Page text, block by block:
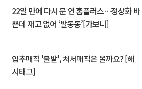
22일 만에 다시 문 연 홈플러스…정상화 바
쁜데 재고 없어 ‘발동동’[가보니]
입추매직 '불발', 처서매직은 올까요? [해
시태그]